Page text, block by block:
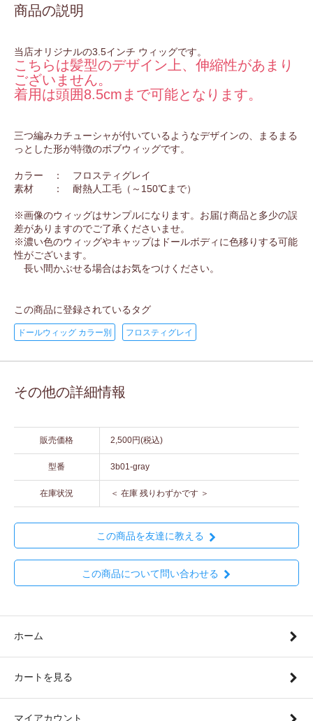
商品の説明
当店オリジナルの3.5インチ ウィッグです。
こちらは髪型のデザイン上、伸縮性があまり
ございません。
着用は頭囲8.5cmまで可能となります。
三つ編みカチューシャが付いているようなデザインの、まるまる
っとした形が特徴のボブウィッグです。
カラー ： フロスティグレイ
素材 ： 耐熱人工毛（～150℃まで）
※画像のウィッグはサンプルになります。お届け商品と多少の誤
差がありますのでご了承くださいませ。
※濃い色のウィッグやキャップはドールボディに色移りする可能
性がございます。
長い間かぶせる場合はお気をつけください。
この商品に登録されているタグ
ドールウィッグ カラー別 フロスティグレイ
その他の詳細情報
販売価格 2,500円(税込)
型番 3b01-gray
在庫状況 ＜ 在庫 残りわずかです ＞
この商品を友達に教える
この商品について問い合わせる
ホーム
カートを見る
マイアカウント